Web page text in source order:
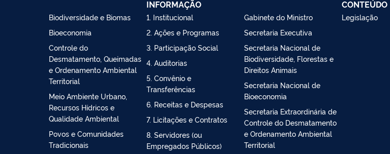
ASSUNTOS
Biodiversidade e Biomas
Bioeconomia
Controle do
e Ordenamento Ambiental
Territorial
Recursos Hídricos e
Qualidade Ambiental
ACESSO À
INFORMAÇÃO
1. Institucional
2. Ações e Programas
3. Participação Social
4. Auditorias
5. Convênio e
Transferências
6. Receitas e Despesas
7. Licitações e Contratos
COMPOSIÇÃO
Gabinete do Ministro
Secretaria Executiva
Biodiversidade, Florestas e
Direitos Animais
Secretaria Nacional de
Bioeconomia
Secretaria Extraordinária de
CENTRAIS DE